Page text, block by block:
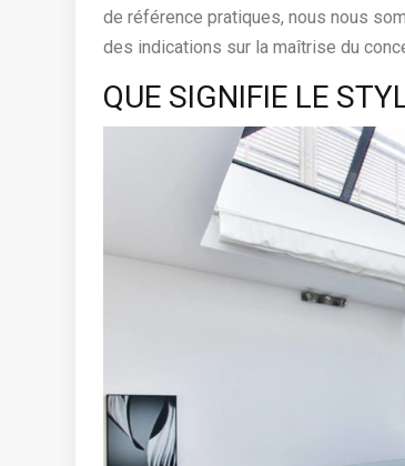
de référence pratiques, nous nous
des indications sur la maîtrise du
QUE SIGNIFIE LE